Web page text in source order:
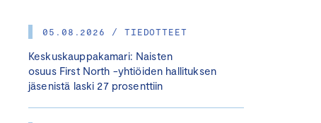
05.08.2026 / TIEDOTTEET
Keskuskauppakamari: Naisten
osuus First North -yhtiöiden hallituksen
jäsenistä laski 27 prosenttiin